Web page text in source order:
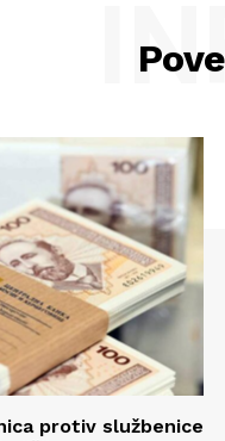
protiv službenice